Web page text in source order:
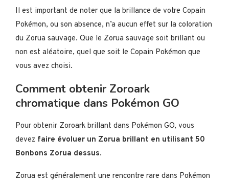
Il est important de noter que la brillance de votre Copain
Pokémon, ou son absence, n’a aucun effet sur la coloration
du Zorua sauvage. Que le Zorua sauvage soit brillant ou
non est aléatoire, quel que soit le Copain Pokémon que
vous avez choisi.
Comment obtenir Zoroark
chromatique dans Pokémon GO
Pour obtenir Zoroark brillant dans Pokémon GO, vous
devez faire évoluer un Zorua brillant en utilisant 50
Bonbons Zorua dessus.
Zorua est généralement une rencontre rare dans Pokémon